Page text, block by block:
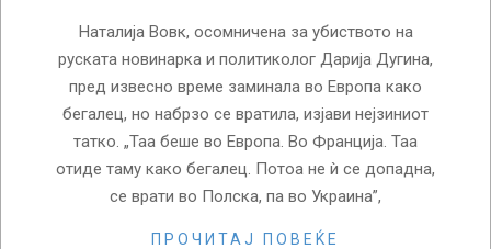
Наталија Вовк, осомничена за убиството на
руската новинарка и политиколог Дарија Дугина,
пред извесно време заминала во Европа како
бегалец, но набрзо се вратила, изјави нејзиниот
татко. „Таа беше во Европа. Во Франција. Таа
отиде таму како бегалец. Потоа не ѝ се допадна,
се врати во Полска, па во Украина”,
ПРОЧИТАЈ ПОВЕЌЕ